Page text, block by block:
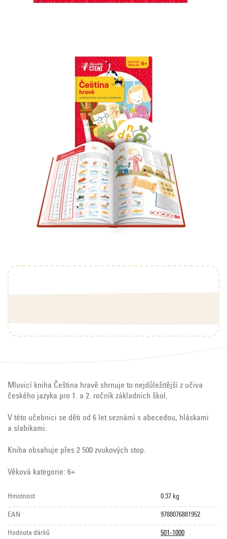
Mluvicí kniha Čeština hravě shrnuje to nejdůležitější z učiva
českého jazyka pro 1. a 2. ročník základních škol.
V této učebnici se děti od 6 let seznámí s abecedou, hláskami
a slabikami.
Kniha obsahuje přes 2 500 zvukových stop.
Věková kategorie: 6+
Hmotnost 0.37 kg
EAN 9788076881952
Hodnota dárků 501-1000